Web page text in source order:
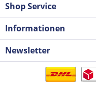
Shop Service
Informationen
Newsletter